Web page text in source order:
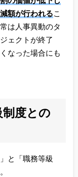
額が行われるこ
は人事異動のタ
ェクトが終了
なった場合にも
度との
と「職務等級